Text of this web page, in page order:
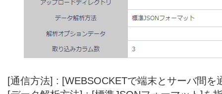
[通信方法] : [WEBSOCKETで端末とサーバ間を